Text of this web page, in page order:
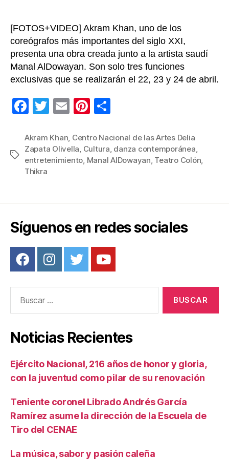
[FOTOS+VIDEO] Akram Khan, uno de los
coreógrafos más importantes del siglo XXI,
presenta una obra creada junto a la artista saudí
Manal AlDowayan. Son solo tres funciones
exclusivas que se realizarán el 22, 23 y 24 de abril.
F
c
e
b
o
k
T
tt
er
E
ail
Pi
er
e
m
p
Etiquetas
Akram Khan, Centro Nacional de las Artes Delia
Zapata Olivella, Cultura, danza contemporánea,
entretenimiento, Manal AlDowayan, Teatro Colón,
Thikra
Síguenos en redes sociales
Noticias Recientes
Ejército Nacional, 216 años de honor y gloria,
con la juventud como pilar de su renovación
Teniente coronel Librado Andrés García
Ramírez asume la dirección de la Escuela de
Tiro del CENAE
La música, sabor y pasión caleña